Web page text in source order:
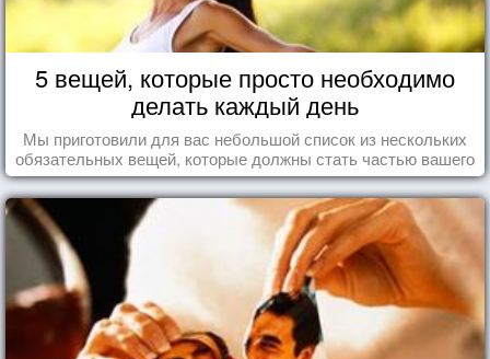
5 вещей, которые просто необходимо
делать каждый день
Мы приготовили для вас небольшой список из нескольких
обязательных вещей, которые должны стать частью вашего
дня.